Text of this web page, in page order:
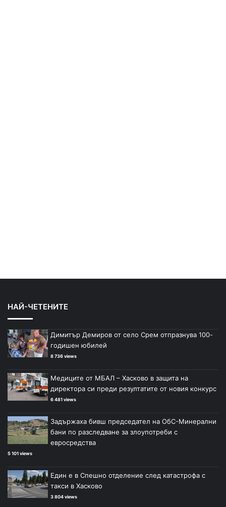
НАЙ-ЧЕТЕНИТЕ
Димитър Демиров от село Срем отпразнува 100-
годишен юбилей
8 736 views
Медиците от МБАЛ – Хасково в защита на
директора си преди резултатите от новия конкурс
6 481 views
Задържаха бивш председател на ОбС-Минерални
бани по разследване за злоупотреби с
евросредства
5 101 views
Един е в Спешно отделение след катастрофа с
такси в Хасково
3 804 views